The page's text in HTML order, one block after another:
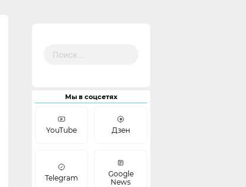
Мы в соцсетях
YouTube Дзен
Telegram
Google
News